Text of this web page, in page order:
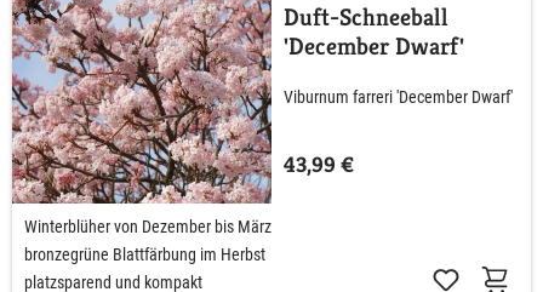
Duft-Schneeball
'December Dwarf'
Viburnum farreri 'December Dwarf'
43,99 €
Winterblüher von Dezember bis März
bronzegrüne Blattfärbung im Herbst
platzsparend und kompakt